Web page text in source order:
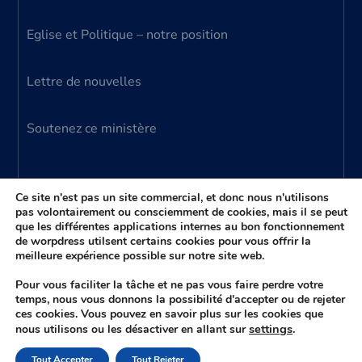
Eglise et Politique – notre position
Lettre de nouvelles
Soutenez ce ministère
© 2024 Ministère Parole Vivante – tous droits
réservés
(aussi connu comme Ministère Donato Anzalone)
Ce site n'est pas un site commercial, et donc nous n'utilisons
pas volontairement ou consciemment de cookies, mais il se peut
que les différentes applications internes au bon fonctionnement
de worpdress utilsent certains cookies pour vous offrir la
meilleure expérience possible sur notre site web.
Pour vous faciliter la tâche et ne pas vous faire perdre votre
temps, nous vous donnons la possibilité d'accepter ou de rejeter
ces cookies. Vous pouvez en savoir plus sur les cookies que
nous utilisons ou les désactiver en allant sursettings.